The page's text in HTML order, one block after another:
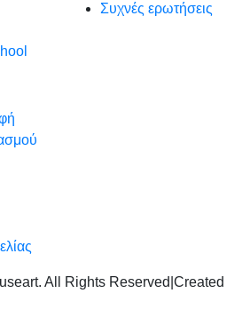
Συχνές ερωτήσεις
All Rights Reserved Created